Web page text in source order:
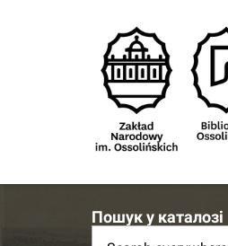
Пошук у каталозі